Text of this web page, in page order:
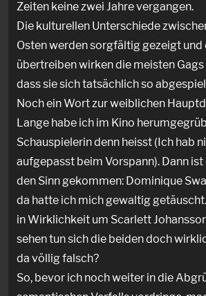
Zeiten keine zwei Jahre vergangen.
Die kulturellen Unterschiede
Osten werden sorgfältig gezeigt und
übertreiben wirken die meisten
dass sie sich tatsächlich so
Noch ein Wort zur weiblichen
Lange habe ich im Kino
Schauspielerin denn heisst (Ich hab
aufgepasst beim Vorspann). Dann
den Sinn gekommen: Dominique
da hatte ich mich gewaltig
in Wirklichkeit um Scarlett
sehen tun sich die beiden doch
da völlig falsch?
So, bevor ich noch weiter in die